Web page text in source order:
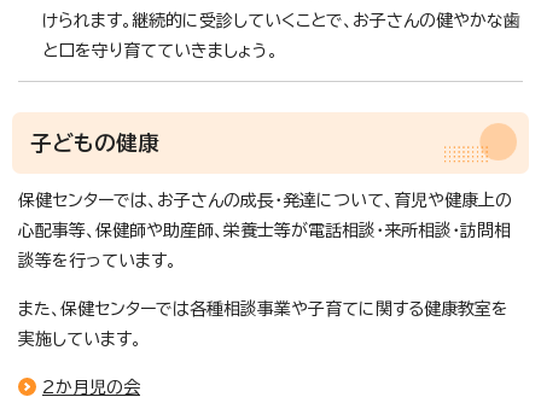
けられます。継続的に受診していくことで、お子さんの健やかな歯
と口を守り育てていきましょう。
子どもの健康
保健センターでは、お子さんの成長・発達について、育児や健康上の
心配事等、保健師や助産師、栄養士等が電話相談・来所相談・訪問相
談等を行っています。
また、保健センターでは各種相談事業や子育てに関する健康教室を
実施しています。
2か月児の会